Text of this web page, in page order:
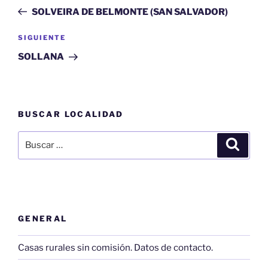
entradas
anterior:
SOLVEIRA DE BELMONTE (SAN SALVADOR)
Siguiente
entrada
SIGUIENTE
SOLLANA
BUSCAR LOCALIDAD
por:
GENERAL
Casas rurales sin comisión. Datos de contacto.